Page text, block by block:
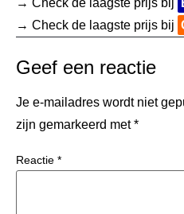
→ Check de laagste prijs bij
→ Check de laagste prijs bij
Geef een reactie
Je e-mailadres wordt niet
zijn gemarkeerd met*
Reactie *